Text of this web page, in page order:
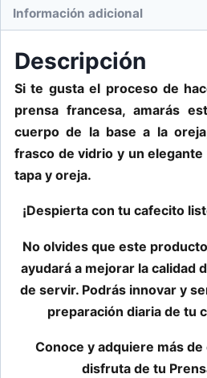
tapa
de
bambú
cantidad
Información adicional
Descripción
Si te gusta el proceso de
prensa francesa, amarás
cuerpo de la base a la
frasco de vidrio y un
tapa y oreja.
¡Despierta con tu cafecito
No olvides que este
ayudará a mejorar la calidad
de servir. Podrás innovar y
preparación diaria de tu
Conoce y adquiere más
disfruta de tu